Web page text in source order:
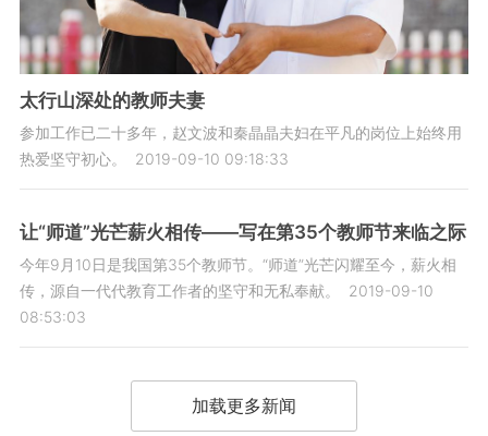
太行山深处的教师夫妻
参加工作已二十多年，赵文波和秦晶晶夫妇在平凡的岗位上始终用
热爱坚守初心。
2019-09-10 09:18:33
让“师道”光芒薪火相传——写在第35个教师节来临之际
今年9月10日是我国第35个教师节。“师道”光芒闪耀至今，薪火相
传，源自一代代教育工作者的坚守和无私奉献。
2019-09-10
08:53:03
加载更多新闻